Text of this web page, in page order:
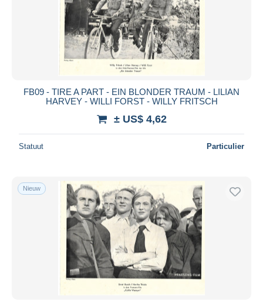
FB09 - TIRE A PART - EIN BLONDER TRAUM - LILIAN
HARVEY - WILLI FORST - WILLY FRITSCH
± US$ 4,62
Statuut Particulier
Nieuw